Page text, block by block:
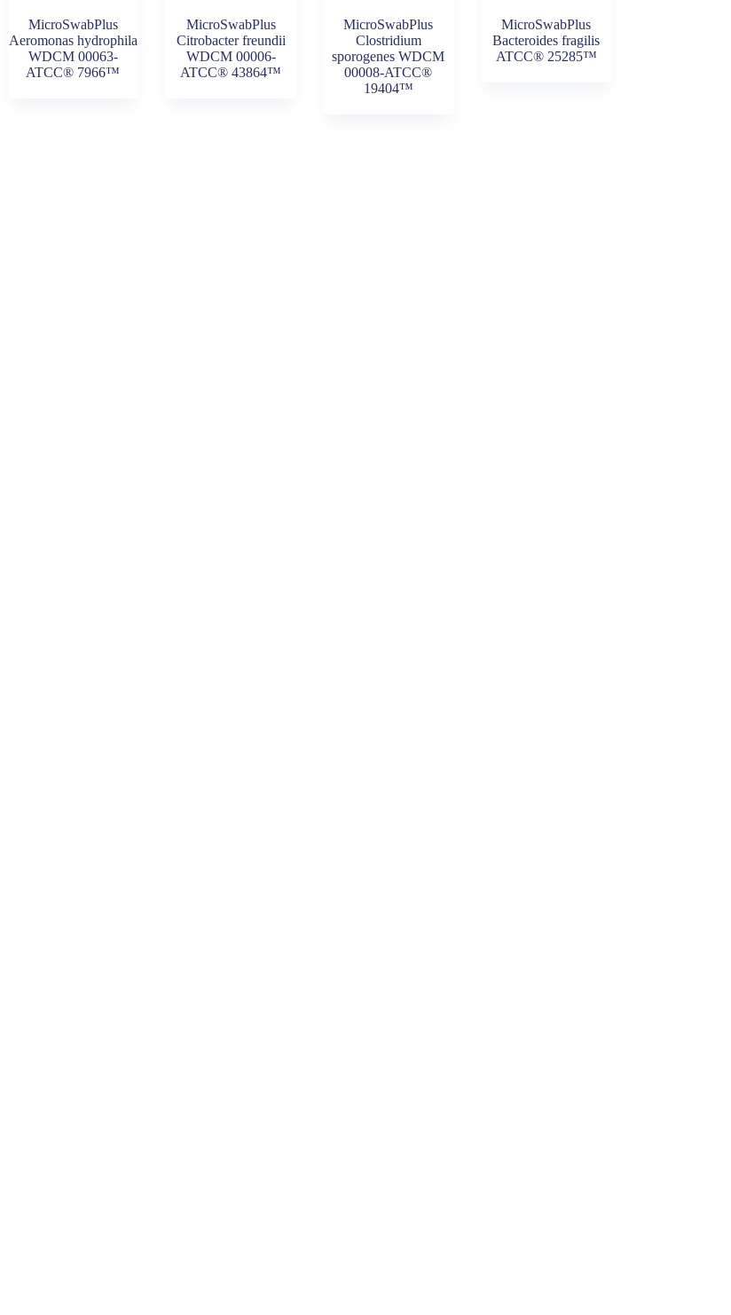
MicroSwabPlus
Aeromonas hydrophila
WDCM 00063-
ATCC® 7966™
MicroSwabPlus
Citrobacter freundii
WDCM 00006-
ATCC® 43864™
MicroSwabPlus
Clostridium
sporogenes WDCM
00008-ATCC®
19404™
MicroSwabPlus
Bacteroides fragilis
ATCC® 25285™